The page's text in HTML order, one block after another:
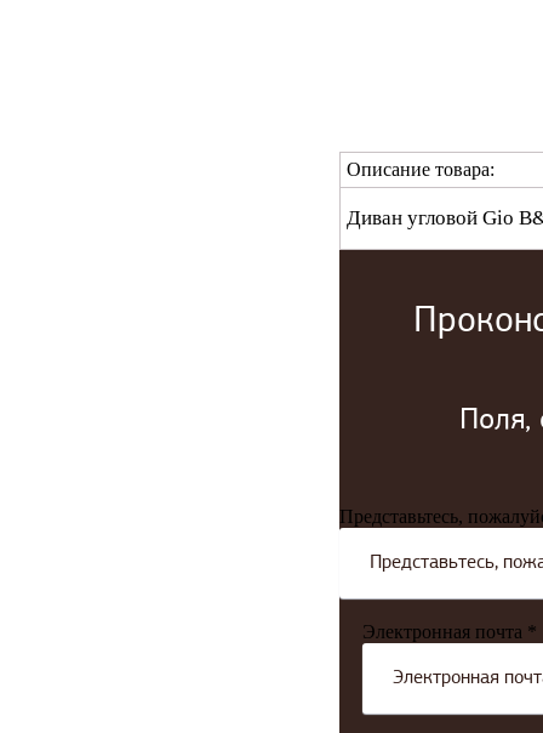
Описание товара:
Диван угловой Gio
Поля,
Представьтесь,
Электронная почта *